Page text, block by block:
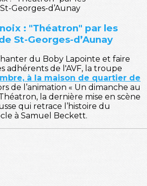
: "Théatron" par les
St-Georges-d’Aunay
du Boby Lapointe et faire
adhérents de l'AVF, la troupe
à la maison de quartier de
de l’animation « Un dimanche au
la dernière mise en scène
qui retrace l’histoire du
à Samuel Beckett.